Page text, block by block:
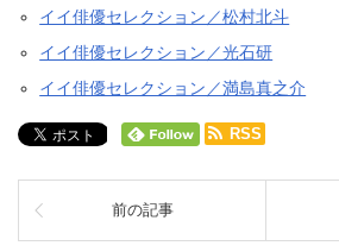
イイ俳優セレクション／松村北斗
イイ俳優セレクション／光石研
イイ俳優セレクション／満島真之介
RSS
前の記事